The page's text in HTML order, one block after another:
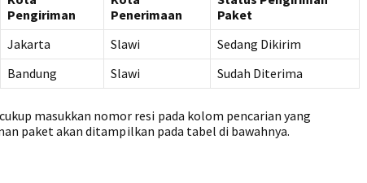
Pengiriman
Penerimaan
Paket
Jakarta Slawi
Sedang Dikirim
Bandung Slawi Sudah Diterima
masukkan nomor resi pada kolom pencarian yang
paket akan ditampilkan pada tabel di bawahnya.